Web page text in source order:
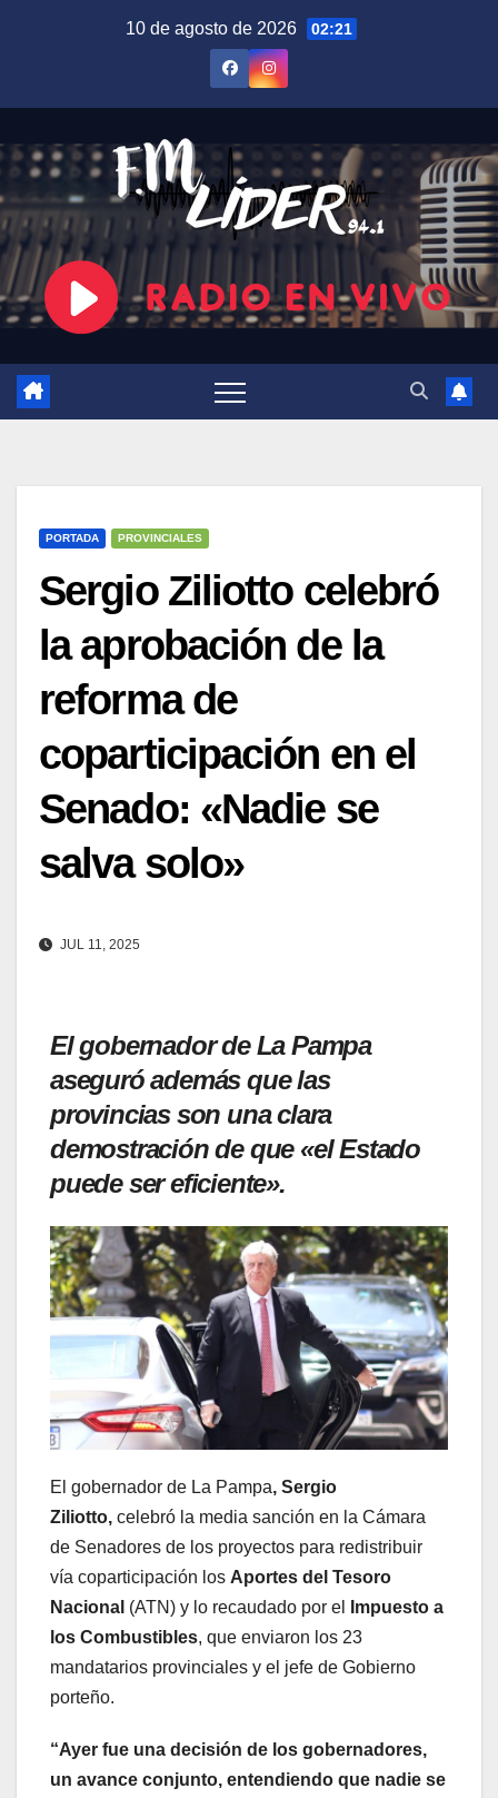
10 de agosto de 2026 02:21
PORTADA PROVINCIALES
Sergio Ziliotto celebró
la aprobación de la
reforma de
coparticipación en el
Senado: «Nadie se
salva solo»
JUL 11, 2025
El gobernador de La Pampa
aseguró además que las
provincias son una clara
demostración de que «el Estado
puede ser eficiente».
El gobernador de La Pampa, Sergio
Ziliotto, celebró la media sanción en la Cámara
de Senadores de los proyectos para redistribuir
vía coparticipación los Aportes del Tesoro
Nacional (ATN) y lo recaudado por el
Impuesto a
los Combustibles, que enviaron los 23
mandatarios provinciales y el jefe de Gobierno
porteño.
“Ayer fue una decisión de los gobernadores,
un avance conjunto, entendiendo que nadie se